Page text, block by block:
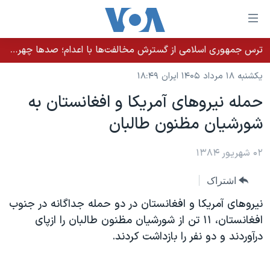
لینکهای
قابل
دسترسی
جهش
محتوای
اصلی
جهش
به
اصلی
جهش
به
جستجو
خانه
نسخه سبک وب‌سایت
موضوع ها
ایران
آمریکا
گزیده‌ها
ویژه برنامه‌ها
برنامه های تلویزیونی
جدول برنامه ها
صفحه‌های ویژه
عملیات خشم حماسی
۲۵۰سالگی آمریکا
فرکانس‌های صدای آمریکا
پخش رادیویی
ترس جمهوری اسلامی از گسترش مخالفت‌ها با اعدام؛ صدها چهره شناخته‌شده به دادسرا احضار شدند
یکشنبه ۱۸ مرداد ۱۴۰۵ ایران ۱۸:۴۹
حمله نيروهای آمريکا و افغانستان به
شورشيان مظنون طالبان
۰۲ شهریور ۱۳۸۴
اشتراک
نيروهای آمريکا و افغانستان در دو حمله جداگانه در جنوب
افغانستان، ۱۱ تن از شورشيان مظنون طالبان را ازپای
درآوردند و دو نفر را بازداشت کردند.